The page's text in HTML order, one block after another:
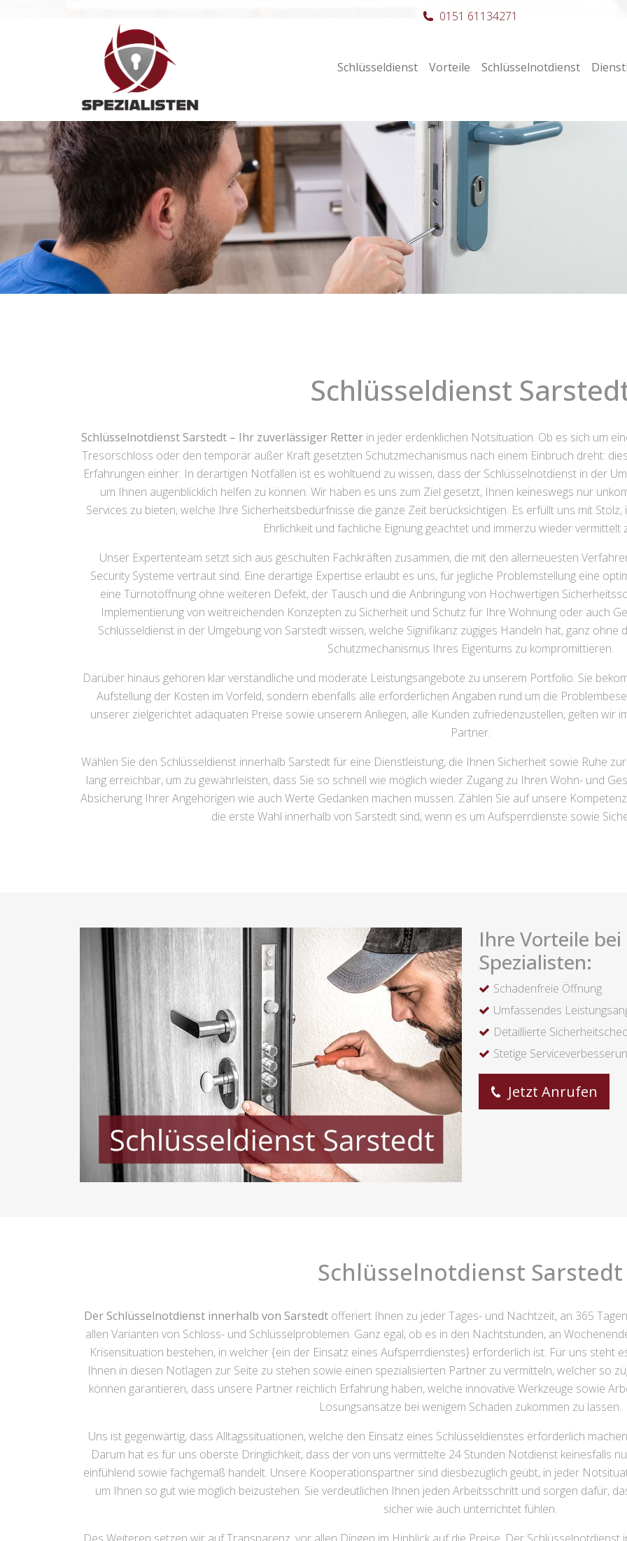
Hauptnavigation Schlüsseldienst Vorteile Schlüsselnotdienst
0151 61134271
Schlüsseldienst
Schlüsselnotdienst Sarstedt – Ihr zuverlässiger Retterin jeder erdenklichen Notsituation. Ob es sich um
Tresorschloss oder den temporär außer Kraft gesetzten Schutzmechanismus nach einem Einbruch dreht:
Erfahrungen einher. In derartigen Notfällen ist es wohltuend zu wissen, dass der Schlüsselnotdienst in der
um Ihnen augenblicklich helfen zu können. Wir haben es uns zum Ziel gesetzt, Ihnen keineswegs nur
Services zu bieten, welche Ihre Sicherheitsbedürfnisse die ganze Zeit berücksichtigen. Es erfüllt uns mit
Ehrlichkeit und fachliche Eignung geachtet und immerzu wieder vermittelt
Unser Expertenteam setzt sich aus geschulten Fachkräften zusammen, die mit den allerneuesten
Security Systeme vertraut sind. Eine derartige Expertise erlaubt es uns, für jegliche Problemstellung eine
eine Türnotöffnung ohne weiteren Defekt, der Tausch und die Anbringung von Hochwertigen
Implementierung von weitreichenden Konzepten zu Sicherheit und Schutz für Ihre Wohnung oder auch
Schlüsseldienst in der Umgebung von Sarstedt wissen, welche Signifikanz zügiges Handeln hat, ganz
Schutzmechanismus Ihres Eigentums zu kompromittieren.
Darüber hinaus gehören klar verständliche und moderate Leistungsangebote zu unserem Portfolio. Sie
Aufstellung der Kosten im Vorfeld, sondern ebenfalls alle erforderlichen Angaben rund um die
unserer zielgerichtet adäquaten Preise sowie unserem Anliegen, alle Kunden zufriedenzustellen, gelten wir
Partner.
Wählen Sie den Schlüsseldienst innerhalb Sarstedt für eine Dienstleistung, die Ihnen Sicherheit sowie Ruhe
lang erreichbar, um zu gewährleisten, dass Sie so schnell wie möglich wieder Zugang zu Ihren Wohn- und
Absicherung Ihrer Angehörigen wie auch Werte Gedanken machen müssen. Zählen Sie auf unsere
die erste Wahl innerhalb von Sarstedt sind, wenn es um Aufsperrdienste sowie
Ihre Vorteile
Spezialisten:
Schadenfreie Öffnung
Umfassendes
Detaillierte
Stetige
Jetzt Anrufen
Schlüsselnotdienst Sarstedt
Der Schlüsselnotdienst innerhalb von Sarstedt offeriert Ihnen zu jeder Tages- und Nachtzeit, an 365
allen Varianten von Schloss- und Schlüsselproblemen. Ganz egal, ob es in den Nachtstunden, an
Krisensituation bestehen, in welcher {ein der Einsatz eines Aufsperrdienstes} erforderlich ist. Für uns steht
Ihnen in diesen Notlagen zur Seite zu stehen sowie einen spezialisierten Partner zu vermitteln, welcher so
können garantieren, dass unsere Partner reichlich Erfahrung haben, welche innovative Werkzeuge sowie
Lösungsansätze bei wenigem Schaden zukommen zu lassen.
Uns ist gegenwärtig, dass Alltagssituationen, welche den Einsatz eines Schlüsseldienstes erforderlich
Darum hat es für uns oberste Dringlichkeit, dass der von uns vermittelte 24 Stunden Notdienst keinesfalls
einfühlend sowie fachgemäß handelt. Unsere Kooperationspartner sind diesbezüglich geübt, in jeder
um Ihnen so gut wie möglich beizustehen. Sie verdeutlichen Ihnen jeden Arbeitsschritt und sorgen dafür,
sicher wie auch unterrichtet fühlen.